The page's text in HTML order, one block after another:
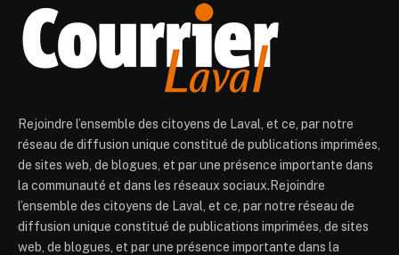
Rejoindre l’ensemble des citoyens de Laval, et ce, par notre
réseau de diffusion unique constitué de publications imprimées,
de sites web, de blogues, et par une présence importante dans
la communauté et dans les réseaux sociaux.Rejoindre
l’ensemble des citoyens de Laval, et ce, par notre réseau de
diffusion unique constitué de publications imprimées, de sites
web, de blogues, et par une présence importante dans la